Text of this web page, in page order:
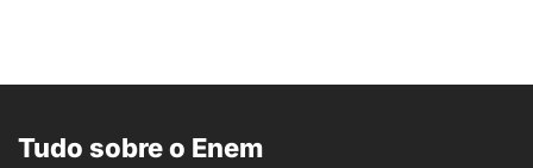
Tudo sobre o Enem